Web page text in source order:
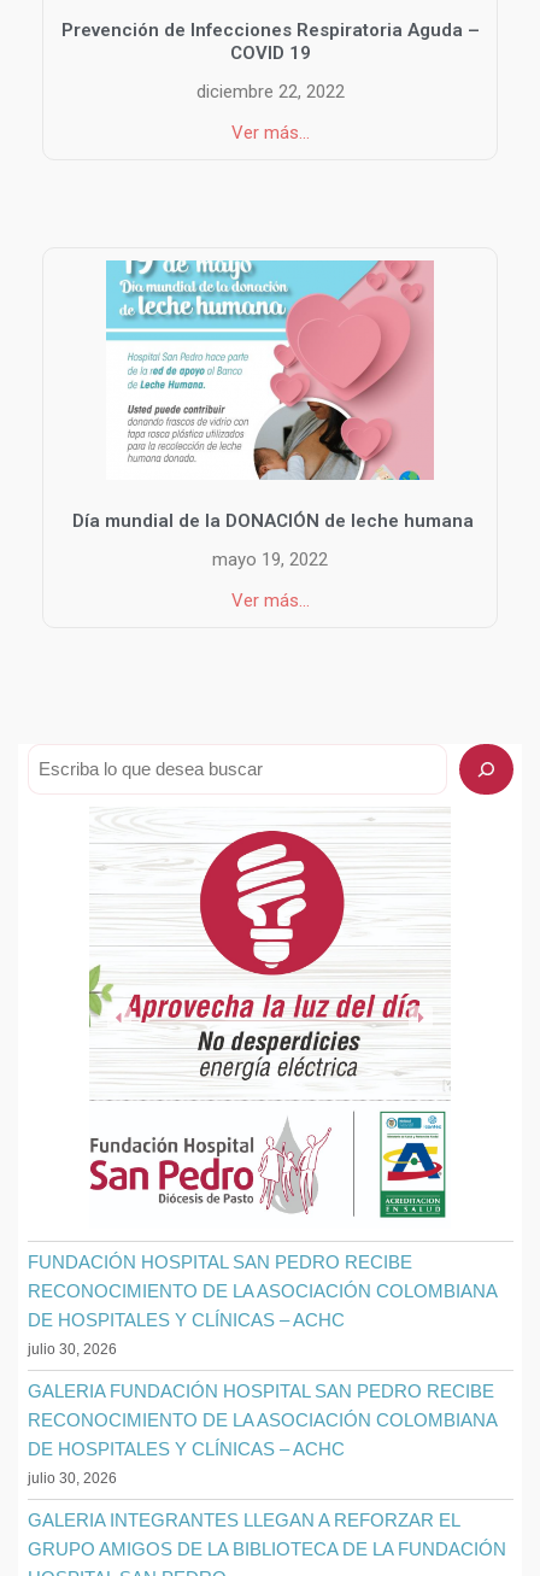
Prevención de Infecciones Respiratoria Aguda –
COVID 19
diciembre 22, 2022
Ver más...
Día mundial de la DONACIÓN de leche humana
mayo 19, 2022
Ver más...
FUNDACIÓN HOSPITAL SAN PEDRO RECIBE
RECONOCIMIENTO DE LA ASOCIACIÓN COLOMBIANA
DE HOSPITALES Y CLÍNICAS – ACHC
julio 30, 2026
GALERIA FUNDACIÓN HOSPITAL SAN PEDRO RECIBE
RECONOCIMIENTO DE LA ASOCIACIÓN COLOMBIANA
DE HOSPITALES Y CLÍNICAS – ACHC
julio 30, 2026
GALERIA INTEGRANTES LLEGAN A REFORZAR EL
GRUPO AMIGOS DE LA BIBLIOTECA DE LA FUNDACIÓN